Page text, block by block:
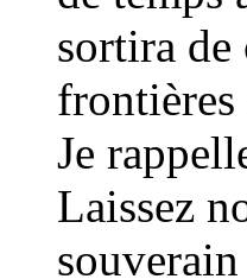
sortira de
frontières
Je
Laissez